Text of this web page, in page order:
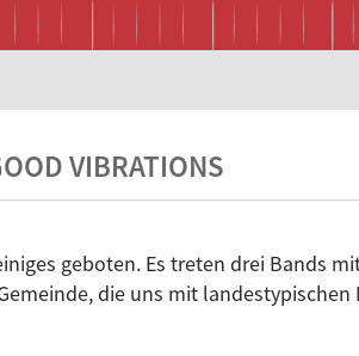
VIBRATIONS
geboten. Es treten drei Bands
die uns mit